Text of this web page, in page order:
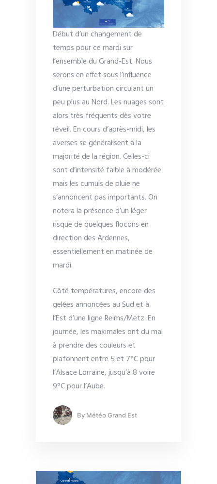
Début d’un changement de
temps pour ce mardi sur
l’ensemble du Grand-Est. Nous
serons en effet sous l’influence
d’une perturbation circulant un
peu plus au Nord. Les nuages sont
alors très fréquents dès votre
réveil. En cours d’après-midi, les
averses se généralisent à la
majorité de la région. Celles-ci
sont d’intensité faible à modérée
mais les cumuls de pluie ne
s’annoncent pas importants. On
notera la présence d’un léger
risque de quelques flocons en
direction des Ardennes,
essentiellement en matinée de
mardi.
Côté températures, encore des
gelées annoncées au Sud et à
l’Est d’une ligne Reims/Metz. En
journée, les maximales ont du mal
à prendre des couleurs et
plafonnent entre 5 et 7°C pour
l’Alsace Lorraine, jusqu’à 8 voire
9°C pour l’Aube.
By Météo Grand Est